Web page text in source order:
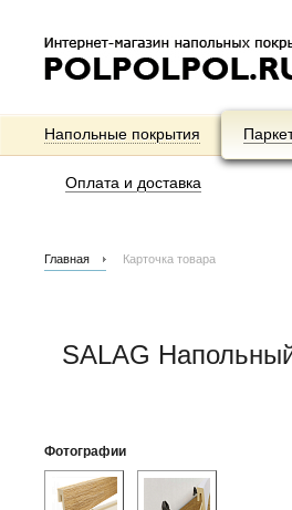
Напольные покрытия
Оплата и доставка
Главная Карточка товара
SALAG
Фотографии